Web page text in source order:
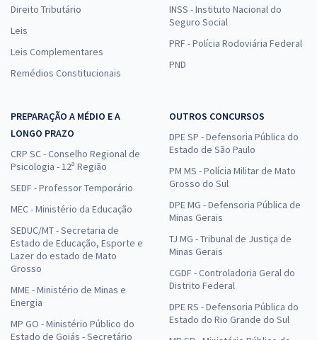
Direito Tributário
Leis
Leis Complementares
Remédios Constitucionais
INSS - Instituto Nacional do
Seguro Social
PRF - Polícia Rodoviária Federal
PND
PREPARAÇÃO A MÉDIO E A
LONGO PRAZO
CRP SC - Conselho Regional de
Psicologia - 12ª Região
SEDF - Professor Temporário
MEC - Ministério da Educação
SEDUC/MT - Secretaria de
Estado de Educação, Esporte e
Lazer do estado de Mato
Grosso
MME - Ministério de Minas e
Energia
MP GO - Ministério Público do
Estado de Goiás - Secretário
OUTROS CONCURSOS
DPE SP - Defensoria Pública do
Estado de São Paulo
PM MS - Polícia Militar de Mato
Grosso do Sul
DPE MG - Defensoria Pública de
Minas Gerais
TJ MG - Tribunal de Justiça de
Minas Gerais
CGDF - Controladoria Geral do
Distrito Federal
DPE RS - Defensoria Pública do
Estado do Rio Grande do Sul